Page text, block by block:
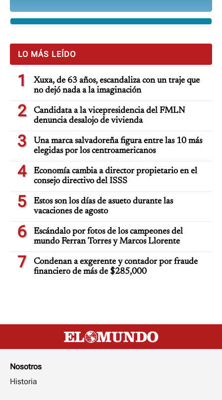
LO MÁS LEÍDO
1
Xuxa, de 63 años, escandaliza con un traje que
no dejó nada a la imaginación
2
Candidata a la vicepresidencia del FMLN
denuncia desalojo de vivienda
3
Una marca salvadoreña figura entre las 10 más
elegidas por los centroamericanos
4
Economía cambia a director propietario en el
consejo directivo del ISSS
5
Estos son los días de asueto durante las
vacaciones de agosto
6
Escándalo por fotos de los campeones del
mundo Ferran Torres y Marcos Llorente
7
Condenan a exgerente y contador por fraude
financiero de más de $285,000
Nosotros
Historia